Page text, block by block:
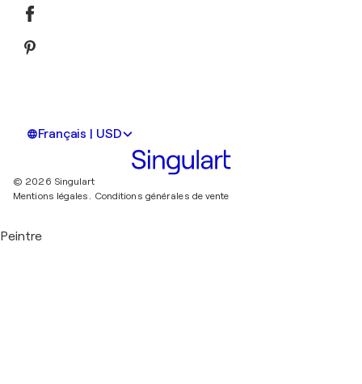
Français | USD
© 2026 Singulart
Mentions légales. Conditions générales de vente
Peintre